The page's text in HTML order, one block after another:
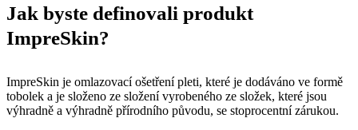
Jak byste definovali produkt
ImpreSkin?
ImpreSkin je omlazovací ošetření pleti, které je dodáváno ve formě
tobolek a je složeno ze složení vyrobeného ze složek, které jsou
výhradně a výhradně přírodního původu, se stoprocentní zárukou.